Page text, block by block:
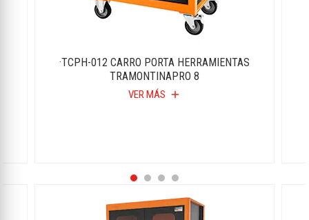
·TCPH-012 CARRO PORTA HERRAMIENTAS
TRAMONTINAPRO 8
VER MÁS add